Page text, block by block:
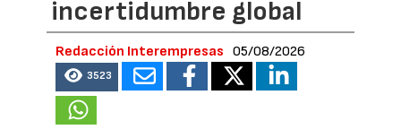
incertidumbre global
Redacción Interempresas 05/08/2026
3523